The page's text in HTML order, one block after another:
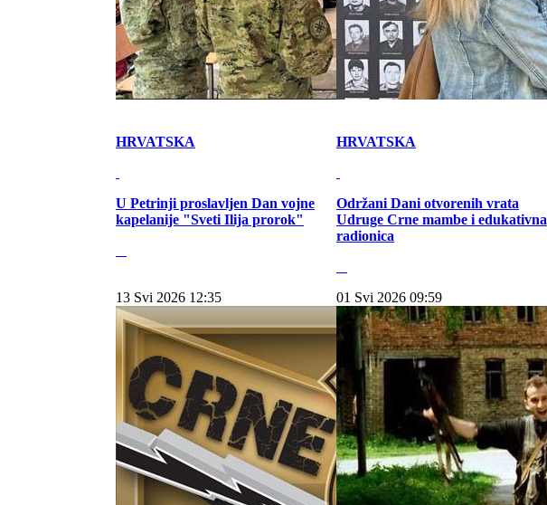
HRVATSKA
U Petrinji proslavljen Dan vojne
kapelanije "Sveti Ilija prorok"
HRVATSKA
Održani Dani otvorenih vrata
Udruge Crne mambe i edukativna
radionica
13 Svi 2026 12:35 01 Svi 2026 09:59